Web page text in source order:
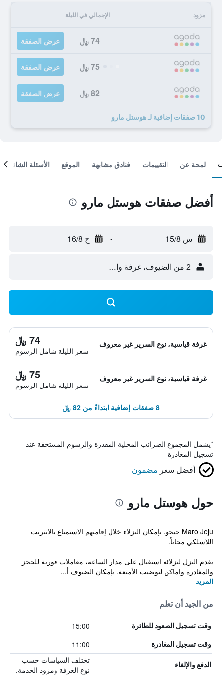
مزود الإجمالي في الليلة
74 ﷼ عرض الصفقة
75 ﷼ عرض الصفقة
82 ﷼ عرض الصفقة
10 صفقات إضافية لـ هوستل مارو
لمحة عن التقييمات فنادق مشابهة الموقع الأسئلة الشائعة
أفضل صفقات هوستل مارو
س 15/8 - ح 16/8
2 من الضيوف، غرفة واحدة
غرفة قياسية، نوع السرير غير معروف 74 ﷼
سعر الليلة شامل الرسوم
غرفة قياسية، نوع السرير غير معروف 75 ﷼
سعر الليلة شامل الرسوم
8 صفقات إضافية ابتداءً من 82 ﷼
*يشمل المجموع الضرائب المحلية المقدرة والرسوم المستحقة عند
تسجيل المغادرة.
أفضل سعر مضمون
حول هوستل مارو
Maro Jeju جيجو. بإمكان النزلاء خلال إقامتهم الاستمتاع بالانترنت
اللاسلكي مجاناً.
يقدم النزل لنزلائه استقبال على مدار الساعة، معاملات فورية للحجز
والمغادرة واماكن لتوضيب الأمتعة. بإمكان الضيوف أ...
المزيد
من الجيد أن تعلم
وقت تسجيل الصعود للطائرة 15:00
وقت تسجيل المغادرة 11:00
الدفع والإلغاء
تختلف السياسات حسب
نوع الغرفة ومزود الخدمة.